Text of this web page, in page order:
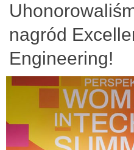
nagród
Engineering!